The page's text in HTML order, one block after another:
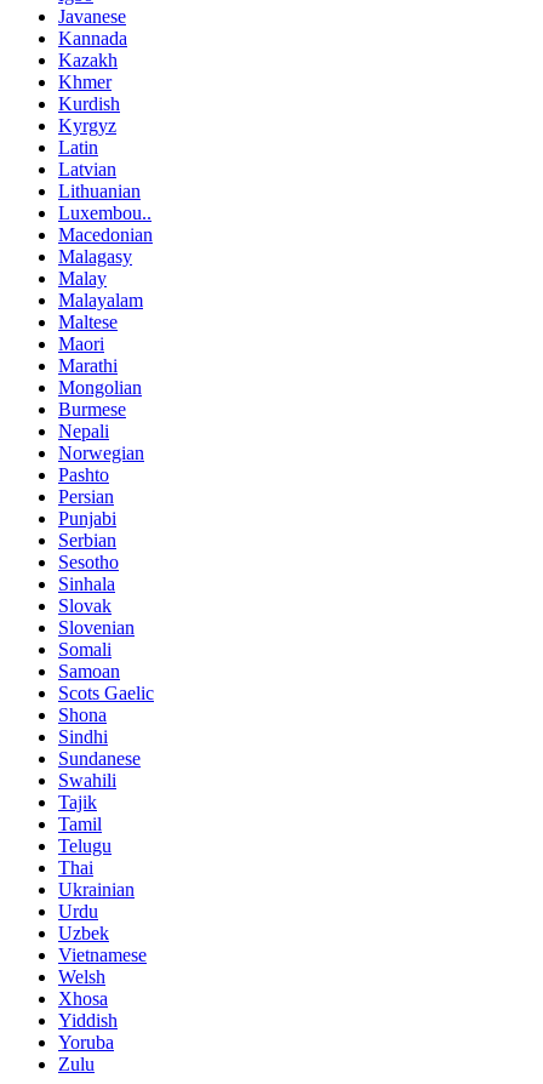
Javanese
Kannada
Kazakh
Khmer
Kurdish
Kyrgyz
Latin
Latvian
Lithuanian
Luxembou..
Macedonian
Malagasy
Malay
Malayalam
Maltese
Maori
Marathi
Mongolian
Burmese
Nepali
Norwegian
Pashto
Persian
Punjabi
Serbian
Sesotho
Sinhala
Slovak
Slovenian
Somali
Samoan
Scots Gaelic
Shona
Sindhi
Sundanese
Swahili
Tajik
Tamil
Telugu
Thai
Ukrainian
Urdu
Uzbek
Vietnamese
Welsh
Xhosa
Yiddish
Yoruba
Zulu